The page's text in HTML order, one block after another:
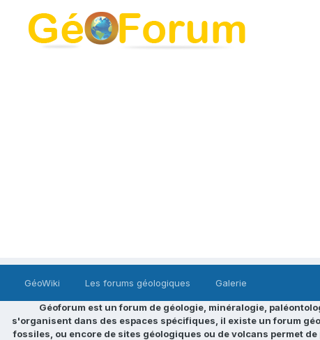
GéoWiki Les forums géologiques Galerie
Géoforum est un forum de géologie, minéralogie,
s'organisent dans des espaces spécifiques, il existe un forum
fossiles, ou encore de sites géologiques ou de volcans permet